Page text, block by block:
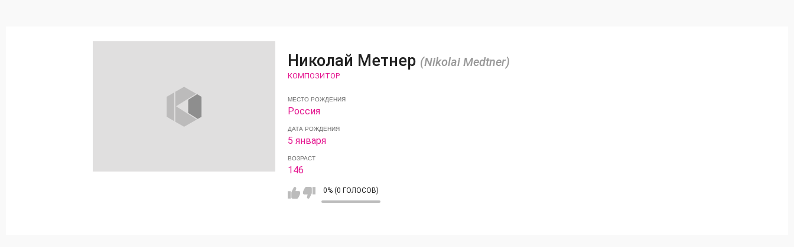
Николай Метнер (Nikolai Medtner)
КОМПОЗИТОР
МЕСТО РОЖДЕНИЯ
Россия
ДАТА РОЖДЕНИЯ
5 января
ВОЗРАСТ
146
0% (0 ГОЛОСОВ)